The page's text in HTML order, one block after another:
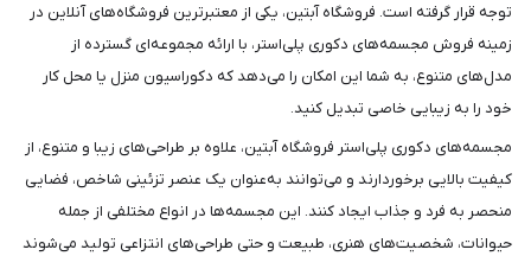
توجه قرار گرفته است. فروشگاه آبتین، یکی از معتبرترین فروشگاه‌های آنلاین در
زمینه فروش مجسمه‌های دکوری پلی‌استر، با ارائه مجموعه‌ای گسترده از
مدل‌های متنوع، به شما این امکان را می‌دهد که دکوراسیون منزل یا محل کار
خود را به زیبایی خاصی تبدیل کنید.
مجسمه‌های دکوری پلی‌استر فروشگاه آبتین، علاوه بر طراحی‌های زیبا و متنوع، از
کیفیت بالایی برخوردارند و می‌توانند به‌عنوان یک عنصر تزئینی شاخص، فضایی
منحصر به فرد و جذاب ایجاد کنند. این مجسمه‌ها در انواع مختلفی از جمله
حیوانات، شخصیت‌های هنری، طبیعت و حتی طراحی‌های انتزاعی تولید می‌شوند